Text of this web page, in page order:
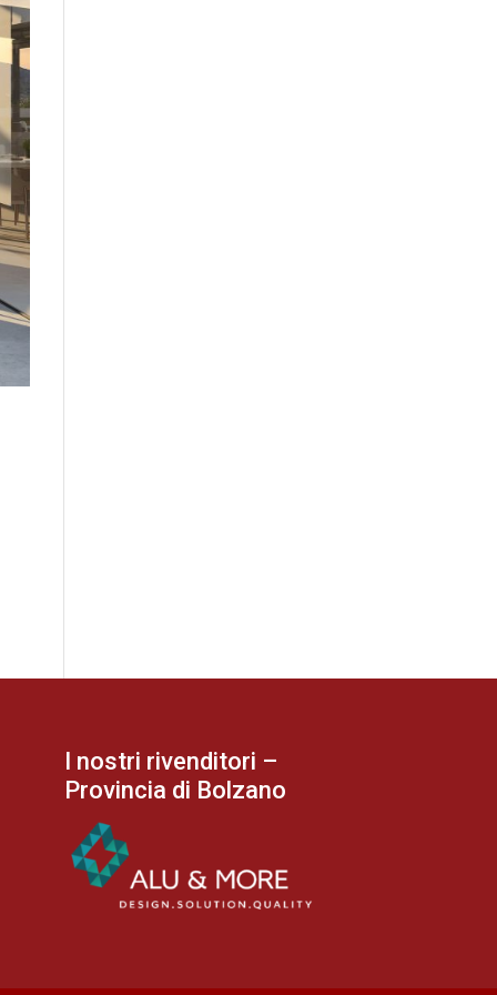
I nostri rivenditori –
Provincia di Bolzano